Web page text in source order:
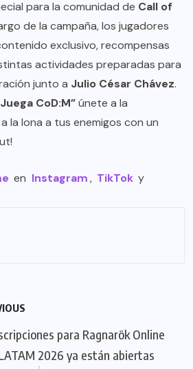
para la comunidad de Call of
de la campaña, los jugadores
exclusivo, recompensas
actividades preparadas para
junto a Julio César Chávez.
CoD:M”únete a la
la lona a tus enemigos con un
en Instagram, TikTok y
para Ragnarök Online
2026 ya están abiertas